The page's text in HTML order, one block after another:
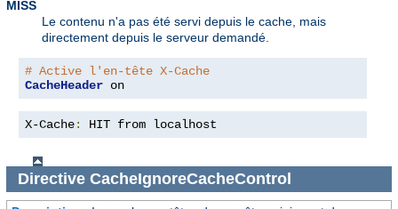
MISS
Le contenu n'a pas été servi depuis le cache, mais
directement depuis le serveur demandé.
# Active l'en-tête X-Cache
CacheHeader on
X-Cache: HIT from localhost
Directive CacheIgnoreCacheControl